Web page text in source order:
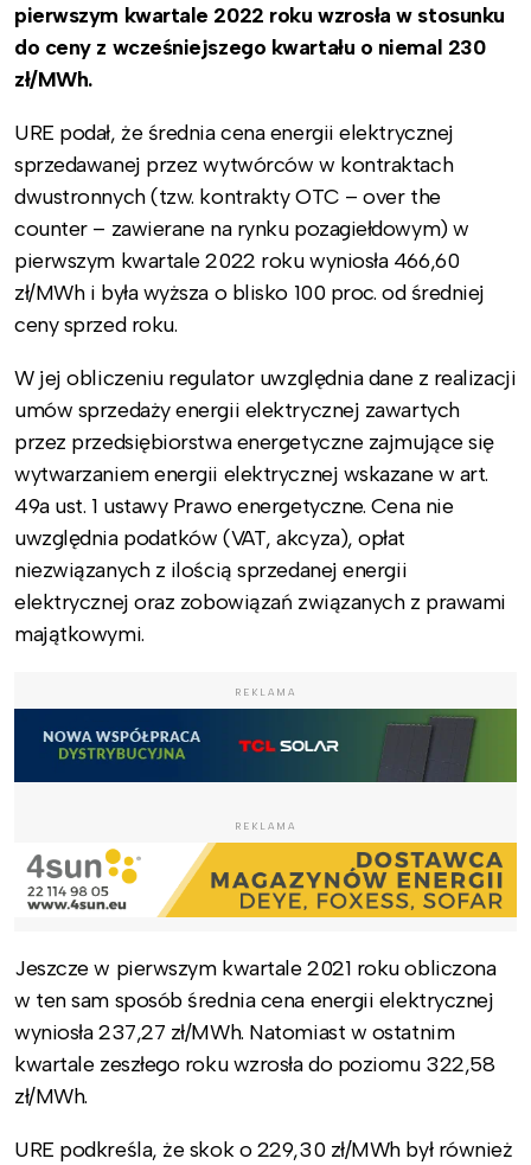
pierwszym kwartale 2022 roku wzrosła w stosunku
do ceny z wcześniejszego kwartału o niemal 230
zł/MWh.
URE podał, że średnia cena energii elektrycznej
sprzedawanej przez wytwórców w kontraktach
dwustronnych (tzw. kontrakty OTC – over the
counter – zawierane na rynku pozagiełdowym) w
pierwszym kwartale 2022 roku wyniosła 466,60
zł/MWh i była wyższa o blisko 100 proc. od średniej
ceny sprzed roku.
W jej obliczeniu regulator uwzględnia dane z realizacji
umów sprzedaży energii elektrycznej zawartych
przez przedsiębiorstwa energetyczne zajmujące się
wytwarzaniem energii elektrycznej wskazane w art.
49a ust. 1 ustawy Prawo energetyczne. Cena nie
uwzględnia podatków (VAT, akcyza), opłat
niezwiązanych z ilością sprzedanej energii
elektrycznej oraz zobowiązań związanych z prawami
majątkowymi.
REKLAMA
REKLAMA
Jeszcze w pierwszym kwartale 2021 roku obliczona
w ten sam sposób średnia cena energii elektrycznej
wyniosła 237,27 zł/MWh. Natomiast w ostatnim
kwartale zeszłego roku wzrosła do poziomu 322,58
zł/MWh.
URE podkreśla, że skok o 229,30 zł/MWh był również